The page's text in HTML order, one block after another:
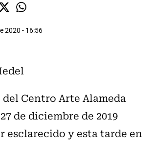
2020 - 16:56
Centro Arte Alameda
de diciembre de 2019
esclarecido y esta tarde en